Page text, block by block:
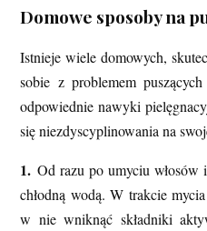
Domowe sposoby na
Istnieje wiele domowych,
sobie z problemem
odpowiednie nawyki
się niezdyscyplinowania na
1. Od razu po umyciu
chłodną wodą. W trakcie
w nie wniknąć składniki